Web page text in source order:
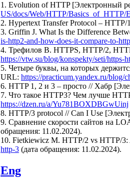
1. Evolution of HTTP [Электронный
US/docs/Web/HTTP/Basics_of_HTTP/
2. Hypertext Transfer Protocol –
3. Griffin J. What Is the Difference
is-http2-and-how-does-it-compare-to-
4. Трефилов В. HTTPS, HTTP/2,
https://vtw.su/blog/konspekty/seti/https-
5. Четыре буквы, на которых
URL: https://practicum.yandex.ru/blog/
6. HTTP 1, 2 и 3 – просто // Хабр
7. Что такое HTTP3? Чем лучше
https://dzen.ru/a/Yu781BOXDBGwUinj
8. HTTP/3 protocol // Can I Use
9. Сравнение скорости сайтов на
обращения: 11.02.2024).
10. Fietkiewicz M. HTTP/2 vs HTTP/
http-3 (дата обращения: 11.02.2024).
Eng